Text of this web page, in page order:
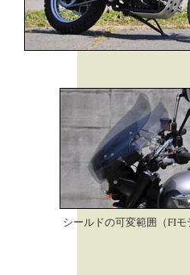
シールドの可変範囲（FIモ